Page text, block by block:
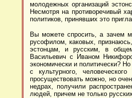
молодежных организаций
Несмотря на противоречивый
политиков, принявших это
Вы можете спросить, а зачем
русофилом, каковых,
эстонцам, и русским, в
Васильевич с Иваном
экономически и политически?
с культурного,
просуществовать можно, но
недрах, получили
людей, причем не только